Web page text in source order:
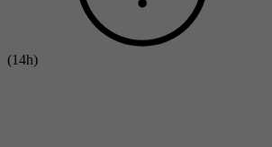
(14h)